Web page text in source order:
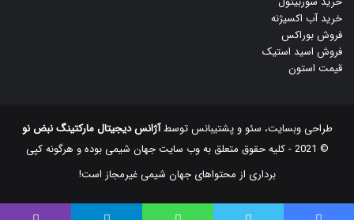
خرید آب اکسیژنه
فروش بوراکس
فروش اسید استیک
قیمت استون
طراحی وبسایت، سئو و پشتیبانس توسطآژانس دیجیتال مارکتینگ نبض نو
© 2021 - کلیه حقوق متعلق به وب سایت جهان شیمی بوده و هرگونه کپی
‌برداری از محتواهای جهان شیمی غیرمجاز است!